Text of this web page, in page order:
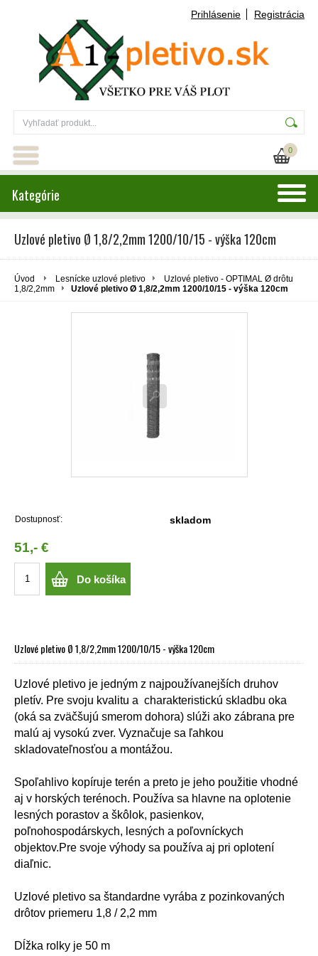
Prihlásenie Registrácia
0
Kategórie
Uzlové pletivo Ø 1,8/2,2mm 1200/10/15 - výška 120cm
Úvod Lesnícke uzlové pletivo
Uzlové pletivo - OPTIMAL Ø drôtu
1,8/2,2mm
Uzlové pletivo Ø 1,8/2,2mm 1200/10/15 - výška 120cm
Dostupnosť: skladom
51,- €
Do košíka
Uzlové pletivo Ø 1,8/2,2mm 1200/10/15 - výška 120cm
Uzlové pletivo je jedným z najpoužívanejších druhov
pletív. Pre svoju kvalitu a charakteristickú skladbu oka
(oká sa zväčšujú smerom dohora) slúži ako zábrana pre
malú aj vysokú zver. Vyznačuje sa ľahkou
skladovateľnosťou a montážou.
Spoľahlivo kopíruje terén a preto je jeho použitie vhodné
aj v horských terénoch. Používa sa hlavne na oplotenie
lesných porastov a škôlok, pasienkov,
poľnohospodárskych, lesných a poľovníckych
objektov.Pre svoje výhody sa používa aj pri oplotení
diaľnic.
Uzlové pletivo sa štandardne vyrába z pozinkovaných
drôtov priemeru 1,8 / 2,2 mm
Dĺžka rolky je 50 m